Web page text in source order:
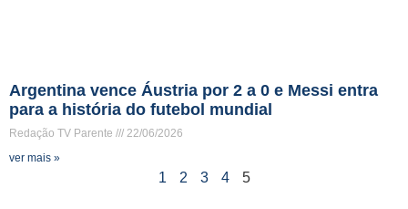
Argentina vence Áustria por 2 a 0 e Messi entra
para a história do futebol mundial
Redação TV Parente
22/06/2026
ver mais »
1 2 3 4 5